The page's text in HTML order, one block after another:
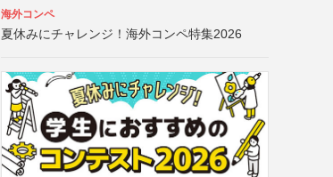
海外コンペ
夏休みにチャレンジ！海外コンペ特集2026